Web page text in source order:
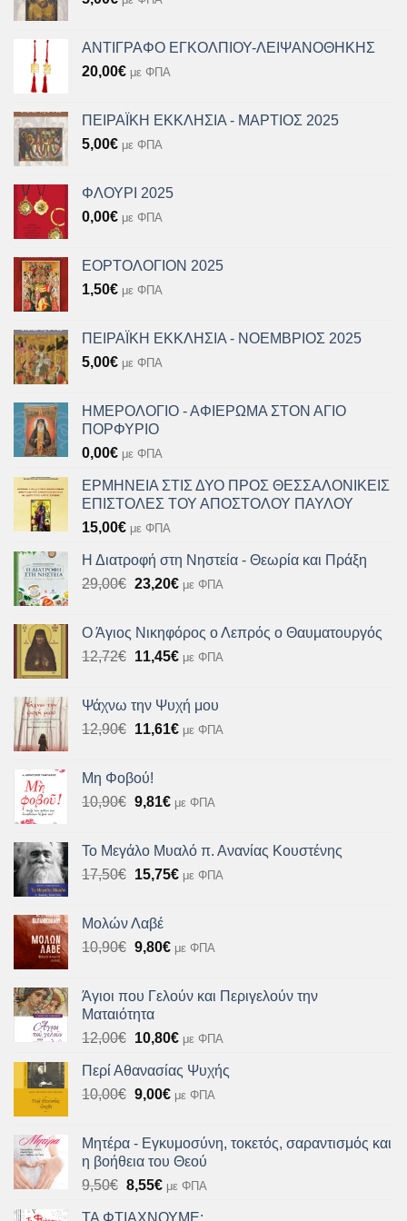
ΑΝΤΙΓΡΑΦΟ ΕΓΚΟΛΠΙΟΥ-ΛΕΙΨΑΝΟΘΗΚΗΣ
20,00€ με ΦΠΑ
ΠΕΙΡΑΪΚΗ ΕΚΚΛΗΣΙΑ - ΜΑΡΤΙΟΣ 2025
5,00€ με ΦΠΑ
ΦΛΟΥΡΙ 2025
0,00€ με ΦΠΑ
ΕΟΡΤΟΛΟΓΙΟΝ 2025
1,50€ με ΦΠΑ
ΠΕΙΡΑΪΚΗ ΕΚΚΛΗΣΙΑ - ΝΟΕΜΒΡΙΟΣ 2025
5,00€ με ΦΠΑ
ΗΜΕΡΟΛΟΓΙΟ - ΑΦΙΕΡΩΜΑ ΣΤΟΝ ΑΓΙΟ
ΠΟΡΦΥΡΙΟ
0,00€ με ΦΠΑ
ΕΡΜΗΝΕΙΑ ΣΤΙΣ ΔΥΟ ΠΡΟΣ ΘΕΣΣΑΛΟΝΙΚΕΙΣ
ΕΠΙΣΤΟΛΕΣ ΤΟΥ ΑΠΟΣΤΟΛΟΥ ΠΑΥΛΟΥ
15,00€ με ΦΠΑ
Η Διατροφή στη Νηστεία - Θεωρία και Πράξη
29,00€ Original
29,00€.
23,20€Η
είναι:
23,20€.
με ΦΠΑ
Ο Άγιος Νικηφόρος ο Λεπρός ο Θαυματουργός
12,72€ Original
12,72€.
11,45€Η
είναι:
11,45€.
με ΦΠΑ
Ψάχνω την Ψυχή μου
12,90€ Original
12,90€.
11,61€Η
11,61€.
με ΦΠΑ
Μη Φοβού!
10,90€ Original
10,90€.
9,81€Η
είναι:
9,81€.
με ΦΠΑ
Το Μεγάλο Μυαλό π. Ανανίας Κουστένης
17,50€ Original
17,50€.
15,75€Η
15,75€.
με ΦΠΑ
Μολών Λαβέ
10,90€ Original
10,90€.
9,80€Η
είναι:
με ΦΠΑ
Άγιοι που Γελούν και Περιγελούν την
Ματαιότητα
12,00€ Original
was:
12,00€.
10,80€Η
τιμή
είναι:
με ΦΠΑ
Περί Αθανασίας Ψυχής
10,00€ Original
10,00€.
9,00€Η
είναι:
9,00€.
με ΦΠΑ
Μητέρα - Εγκυμοσύνη, τοκετός, σαραντισμός και
η βοήθεια του Θεού
9,50€ Original
8,55€Ημε ΦΠΑ